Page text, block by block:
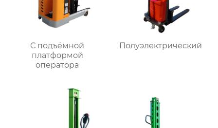
С подъёмной
платформой
оператора
Полуэлектрический